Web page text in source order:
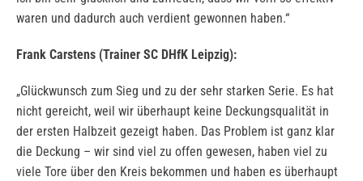
waren und dadurch auch verdient gewonnen haben.“
Frank Carstens (Trainer SC DHfK Leipzig):
„Glückwunsch zum Sieg und zu der sehr starken Serie. Es hat
nicht gereicht, weil wir überhaupt keine Deckungsqualität in
der ersten Halbzeit gezeigt haben. Das Problem ist ganz klar
die Deckung – wir sind viel zu offen gewesen, haben viel zu
viele Tore über den Kreis bekommen und haben es überhaupt